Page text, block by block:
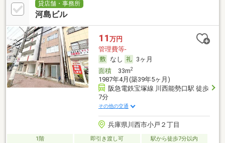
貸店舗・事務所
河島ビル
11 万円
管理費等-
なし
3ヶ月
面積33m2
1987年4月(築39年5ヶ月)
阪急電鉄宝塚線 川西能勢口駅 徒歩
7分
その他の交通
兵庫県川西市小戸２丁目
1階 即引き渡し可 駅から徒歩7分以内